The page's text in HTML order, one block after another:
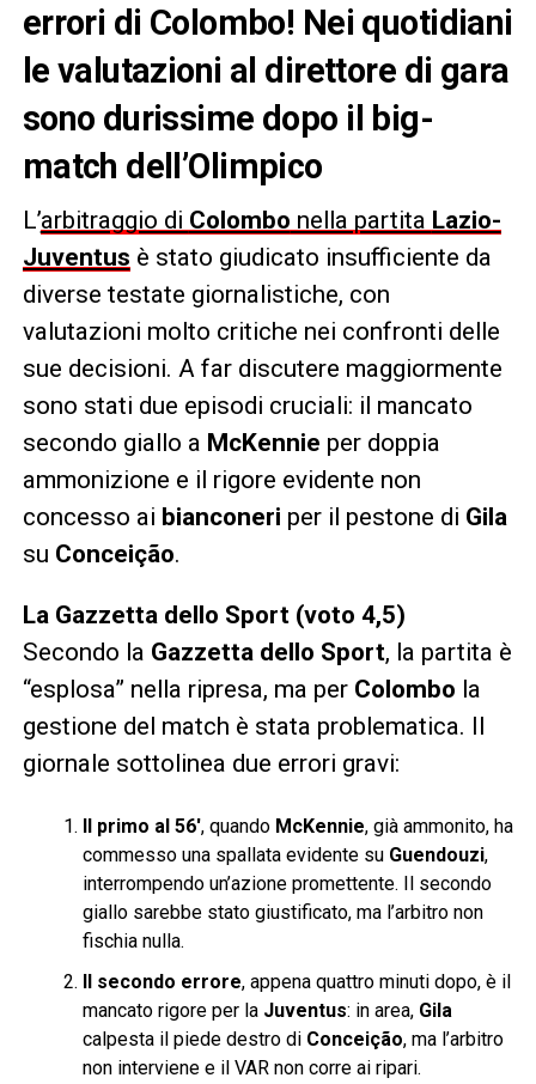
errori di Colombo! Nei quotidiani
le valutazioni al direttore di gara
sono durissime dopo il big-
match dell’Olimpico
L’arbitraggio di Colombo nella partita Lazio-
Juventus è stato giudicato insufficiente da
diverse testate giornalistiche, con
valutazioni molto critiche nei confronti delle
sue decisioni. A far discutere maggiormente
sono stati due episodi cruciali: il mancato
secondo giallo a McKennie per doppia
ammonizione e il rigore evidente non
concesso ai bianconeri per il pestone di Gila
su Conceição.
La Gazzetta dello Sport (voto 4,5)
Secondo la Gazzetta dello Sport, la partita è
“esplosa” nella ripresa, ma per Colombo la
gestione del match è stata problematica. Il
giornale sottolinea due errori gravi:
Il primo al 56′, quando McKennie, già ammonito, ha
commesso una spallata evidente su Guendouzi,
interrompendo un’azione promettente. Il secondo
giallo sarebbe stato giustificato, ma l’arbitro non
fischia nulla.
Il secondo errore, appena quattro minuti dopo, è il
mancato rigore per la Juventus: in area, Gila
calpesta il piede destro di Conceição, ma l’arbitro
non interviene e il VAR non corre ai ripari.